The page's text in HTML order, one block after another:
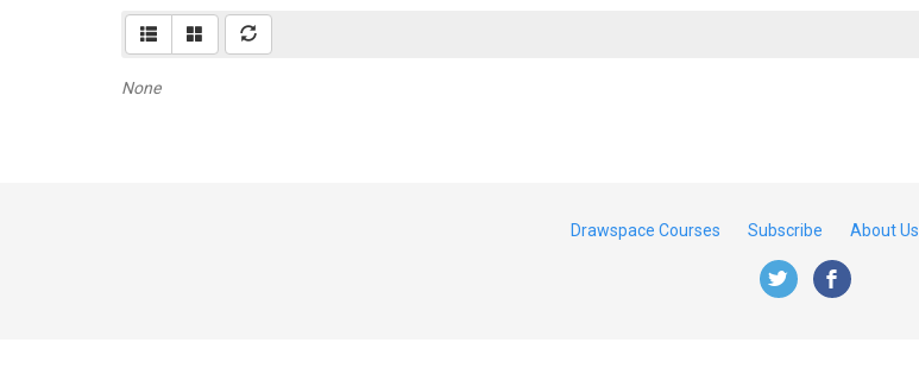
None
Drawspace Courses Subscribe About Us